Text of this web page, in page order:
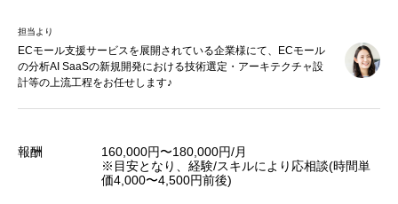
担当より
ECモール支援サービスを展開されている企業様にて、ECモール
の分析AI SaaSの新規開発における技術選定・アーキテクチャ設
計等の上流工程をお任せします♪
報酬
160,000円〜180,000円/月
※目安となり、経験/スキルにより応相談(時間単
価4,000〜4,500円前後)